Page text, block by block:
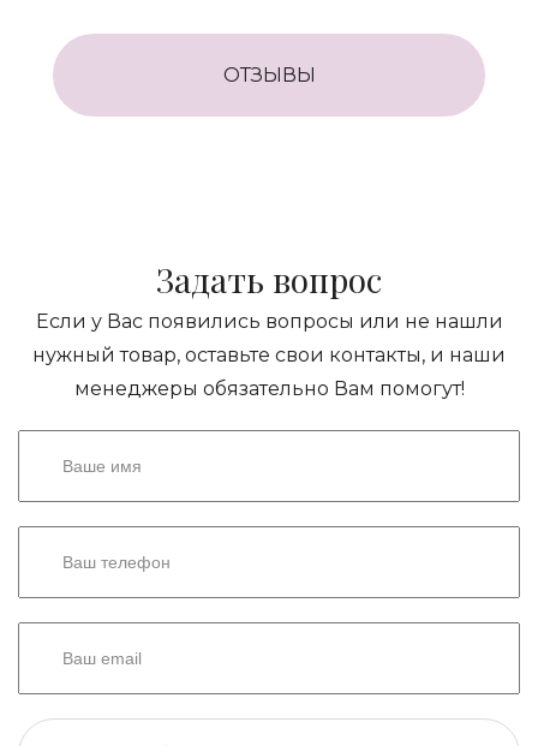
ОТЗЫВЫ
Задать вопрос
Если у Вас появились вопросы или не нашли
нужный товар, оставьте свои контакты, и наши
менеджеры обязательно Вам помогут!